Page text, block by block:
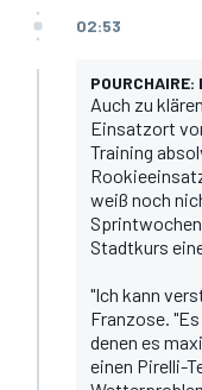
02:53
Auch zu
Einsatzort
Training
weiß noch
Stadtkurs
"Ich kann
Franzose.
denen es
einen Pirelli-